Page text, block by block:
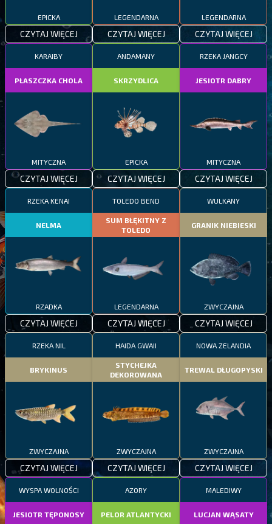
EPICKA
CZYTAJ WIĘCEJ
LEGENDARNA
CZYTAJ WIĘCEJ
LEGENDARNA
CZYTAJ WIĘCEJ
KARAIBY
PŁASZCZKA CHOLA
MITYCZNA
CZYTAJ WIĘCEJ
ANDAMANY
SKRZYDLICA
EPICKA
CZYTAJ WIĘCEJ
RZEKA JANGCY
JESIOTR DABRY
MITYCZNA
CZYTAJ WIĘCEJ
RZEKA KENAI
NELMA
RZADKA
CZYTAJ WIĘCEJ
TOLEDO BEND
SUM BŁĘKITNY Z
TOLEDO
LEGENDARNA
CZYTAJ WIĘCEJ
WULKANY
GRANIK NIEBIESKI
ZWYCZAJNA
CZYTAJ WIĘCEJ
RZEKA NIL
BRYKINUS
ZWYCZAJNA
CZYTAJ WIĘCEJ
HAIDA GWAII
STYCHEJKA
DEKOROWANA
ZWYCZAJNA
CZYTAJ WIĘCEJ
NOWA ZELANDIA
TREWAL DŁUGOPYSKI
ZWYCZAJNA
CZYTAJ WIĘCEJ
WYSPA WOLNOŚCI
JESIOTR TĘPONOSY
AZORY
PELOR ATLANTYCKI
MALEDIWY
LUCJAN WĄSATY